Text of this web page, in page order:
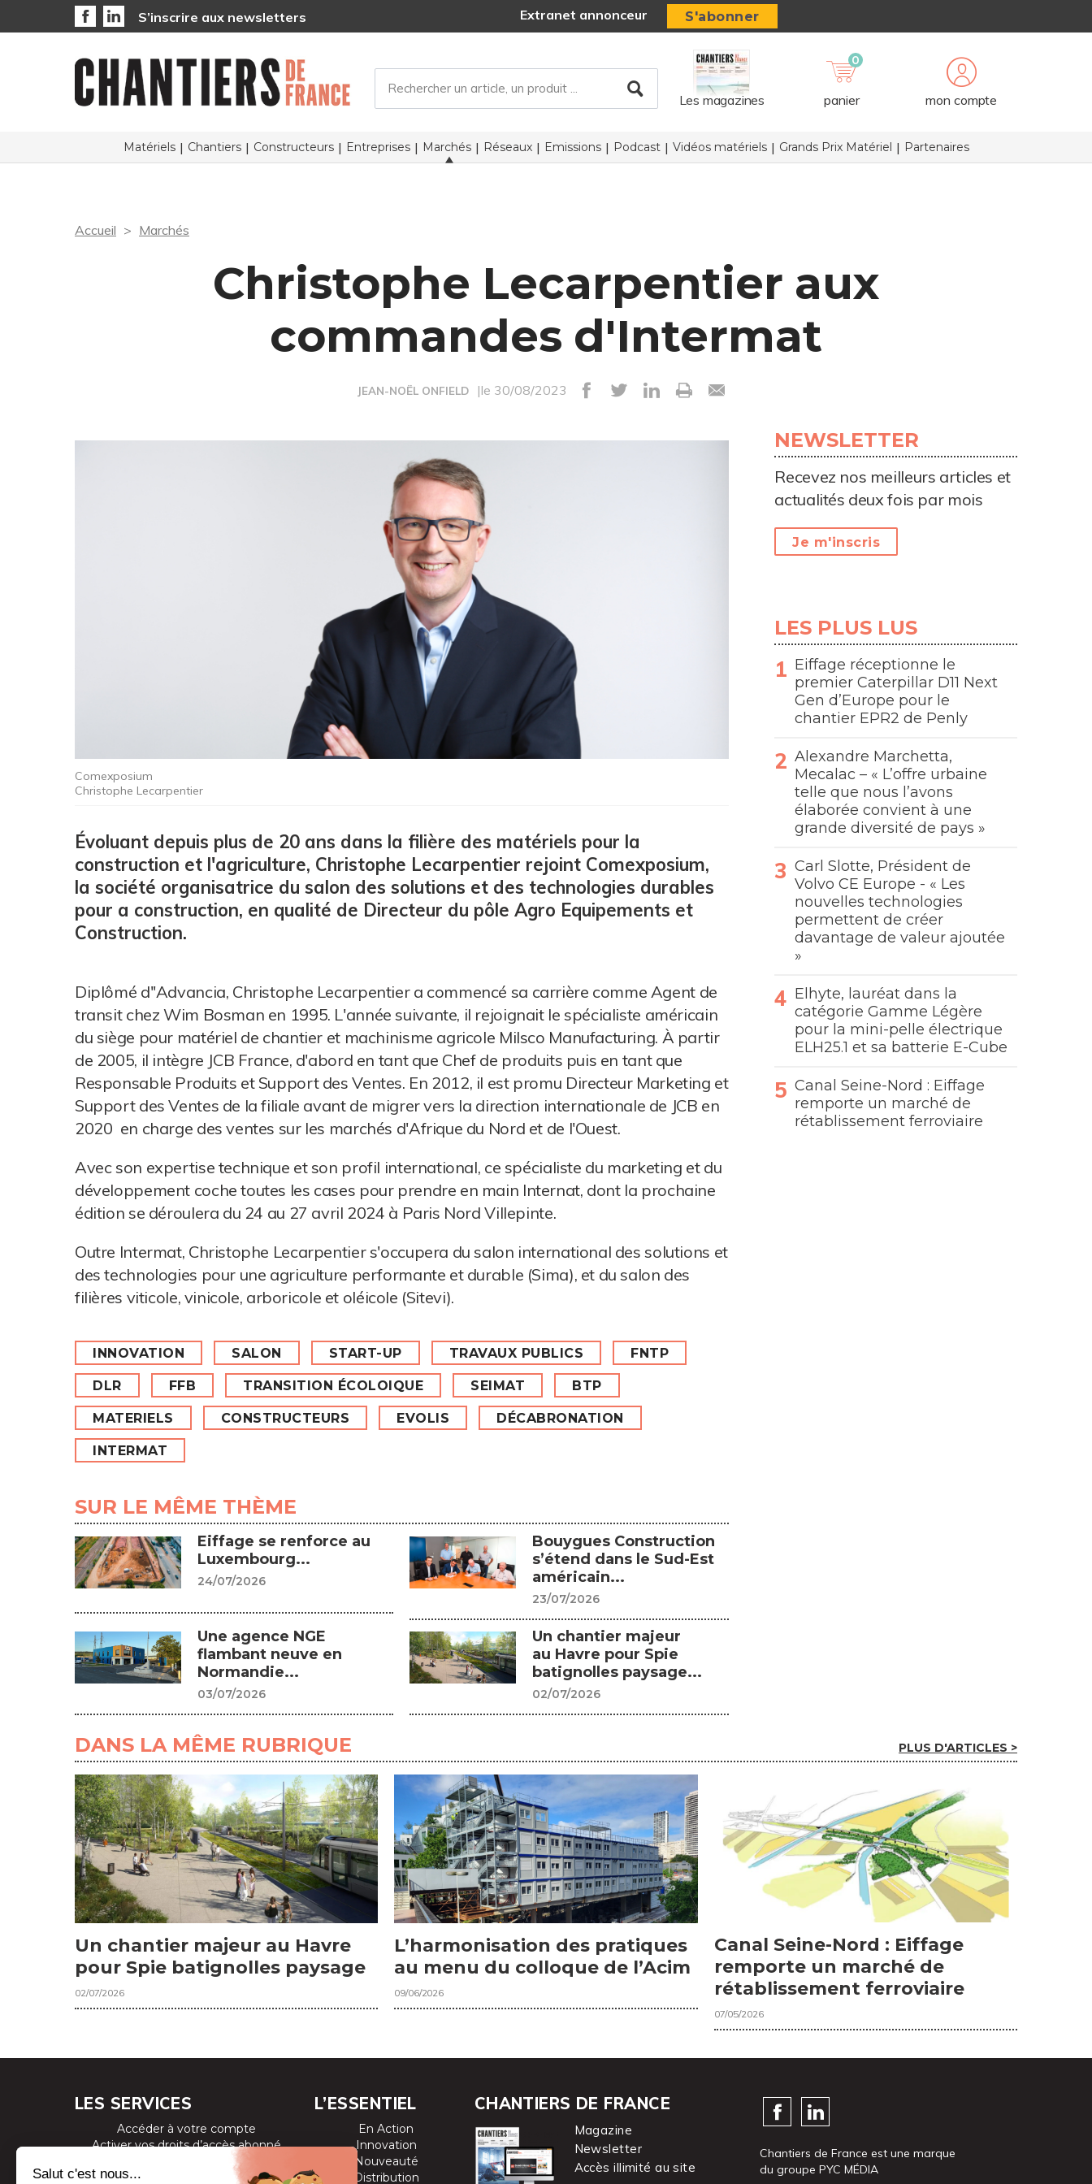
S’inscrire aux newsletters Extranet annonceur S'abonner
Les magazines
0
panier mon compte
Matériels Chantiers Constructeurs Entreprises Marchés Réseaux Emissions Podcast Vidéos matériels Grands Prix Matériel Partenaires
Accueil Marchés
Christophe Lecarpentier aux
commandes d'Intermat
JEAN-NOËL ONFIELD |le 30/08/2023
Comexposium
Christophe Lecarpentier
Évoluant depuis plus de 20 ans dans la filière des matériels pour la
construction et l'agriculture, Christophe Lecarpentier rejoint Comexposium,
la société organisatrice du salon des solutions et des technologies durables
pour a construction, en qualité de Directeur du pôle Agro Equipements et
Construction.
Diplômé d''Advancia, Christophe Lecarpentier a commencé sa carrière comme Agent de
transit chez Wim Bosman en 1995. L'année suivante, il rejoignait le spécialiste américain
du siège pour matériel de chantier et machinisme agricole Milsco Manufacturing. À partir
de 2005, il intègre JCB France, d'abord en tant que Chef de produits puis en tant que
Responsable Produits et Support des Ventes. En 2012, il est promu Directeur Marketing et
Support des Ventes de la filiale avant de migrer vers la direction internationale de JCB en
2020 en charge des ventes sur les marchés d'Afrique du Nord et de l'Ouest.
Avec son expertise technique et son profil international, ce spécialiste du marketing et du
développement coche toutes les cases pour prendre en main Internat, dont la prochaine
édition se déroulera du 24 au 27 avril 2024 à Paris Nord Villepinte.
Outre Intermat, Christophe Lecarpentier s'occupera du salon international des solutions et
des technologies pour une agriculture performante et durable (Sima), et du salon des
filières viticole, vinicole, arboricole et oléicole (Sitevi).
INNOVATION SALON START-UP TRAVAUX PUBLICS FNTP
DLR FFB TRANSITION ÉCOLOIQUE SEIMAT BTP
MATERIELS CONSTRUCTEURS EVOLIS DÉCABRONATION
INTERMAT
SUR LE MÊME THÈME
Eiffage se renforce au
Luxembourg...
24/07/2026
Bouygues Construction
s’étend dans le Sud-Est
américain...
23/07/2026
Une agence NGE
flambant neuve en
Normandie...
03/07/2026
Un chantier majeur
au Havre pour Spie
batignolles paysage...
02/07/2026
NEWSLETTER
Recevez nos meilleurs articles et
actualités deux fois par mois
Je m'inscris
LES PLUS LUS
Eiffage réceptionne le
premier Caterpillar D11 Next
Gen d’Europe pour le
chantier EPR2 de Penly
Alexandre Marchetta,
Mecalac – « L’offre urbaine
telle que nous l’avons
élaborée convient à une
grande diversité de pays »
Carl Slotte, Président de
Volvo CE Europe - « Les
nouvelles technologies
permettent de créer
davantage de valeur ajoutée
»
Elhyte, lauréat dans la
catégorie Gamme Légère
pour la mini-pelle électrique
ELH25.1 et sa batterie E-Cube
Canal Seine-Nord : Eiffage
remporte un marché de
rétablissement ferroviaire
DANS LA MÊME RUBRIQUE PLUS D'ARTICLES >
Un chantier majeur au Havre
pour Spie batignolles paysage
02/07/2026
L’harmonisation des pratiques
au menu du colloque de l’Acim
09/06/2026
Canal Seine-Nord : Eiffage
remporte un marché de
rétablissement ferroviaire
07/05/2026
LES SERVICES
Accéder à votre compte
Activer vos droits d’accès abonné
Consulter les magazines
S’inscrire aux newsletters
L’ESSENTIEL
En Action
Innovation
Nouveauté
Distribution
CHANTIERS DE FRANCE
Magazine
Newsletter
Accès illimité au site
Chantiers de France est une marque
du groupe PYC MÉDIA